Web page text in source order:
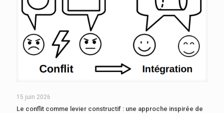
15 juin 2026
Le conflit comme levier constructif : une approche inspirée de